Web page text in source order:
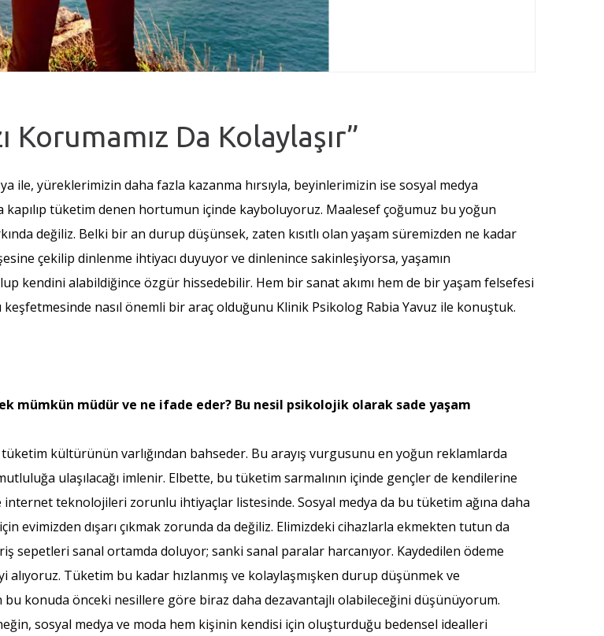
Korumamız Da Kolaylaşır”
ile, yüreklerimizin daha fazla kazanma hırsıyla, beyinlerimizin ise sosyal medya
tüketim denen hortumun içinde kayboluyoruz. Maalesef çoğumuz bu yoğun
değiliz. Belki bir an durup düşünsek, zaten kısıtlı olan yaşam süremizden ne kadar
çekilip dinlenme ihtiyacı duyuyor ve dinlenince sakinleşiyorsa, yaşamın
kendini alabildiğince özgür hissedebilir. Hem bir sanat akımı hem de bir yaşam felsefesi
nasıl önemli bir araç olduğunu Klinik Psikolog Rabia Yavuz ile konuştuk.
mümkün müdür ve ne ifade eder? Bu nesil psikolojik olarak sade yaşam
kültürünün varlığından bahseder. Bu arayış vurgusunu en yoğun reklamlarda
ulaşılacağı imlenir. Elbette, bu tüketim sarmalının içinde gençler de kendilerine
internet teknolojileri zorunlu ihtiyaçlar listesinde. Sosyal medya da bu tüketim ağına daha
evimizden dışarı çıkmak zorunda da değiliz. Elimizdeki cihazlarla ekmekten tutun da
sepetleri sanal ortamda doluyor; sanki sanal paralar harcanıyor. Kaydedilen ödeme
Tüketim bu kadar hızlanmış ve kolaylaşmışken durup düşünmek ve
bu konuda önceki nesillere göre biraz daha dezavantajlı olabileceğini düşünüyorum.
sosyal medya ve moda hem kişinin kendisi için oluşturduğu bedensel idealleri